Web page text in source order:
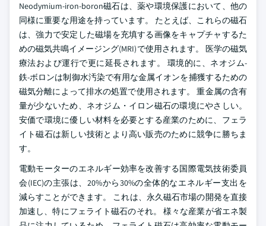
Neodymium-iron-boron磁石は、薬や環境保護において、他の
同様に重要な用途を持っています。 たとえば、これらの磁石
は、強力で安定した磁場を充填する画像をキャプチャするた
めの磁気共鳴イメージング(MRI)で使用されます。 医学の磁気
療法および運行で更に延長されます。 環境的に、ネオジム-
鉄-ボロンは制御水汚染で有用な金属イオンを捕獲するための
磁気分離によって排水の処置で使用されます。 重金属の含有
量が少ないため、ネオジム・イロン磁石の環境にやさしい。
安価で環境に優しい材料を必要とする産業のために、フェラ
イト磁石は新しい技術とより高い販売のために競争に勝ちま
す。
電動モーターのエネルギー効率を改善する国際電気技術委員
会(IEC)の主張は、20%から30%の全体的なエネルギー支出を
減らすことができます。 これは、永久磁石市場の開発を直接
加速し、特にフェライト磁石のそれ。 様々な産業が省エネ製